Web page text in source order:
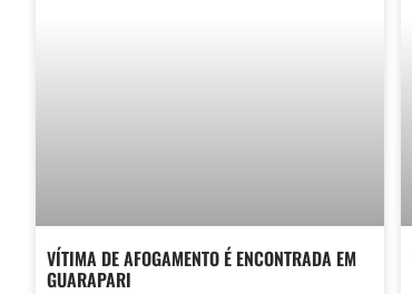
VÍTIMA DE AFOGAMENTO É ENCONTRADA EM
GUARAPARI